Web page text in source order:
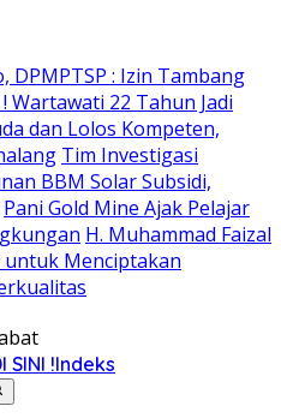
DPMPTSP : Izin Tambang
Wartawati 22 Tahun Jadi
dan Lolos Kompeten,
Tim Investigasi
BBM Solar Subsidi,
Pani Gold Mine Ajak Pelajar
H. Muhammad Faizal
untuk Menciptakan
SINI !Indeks